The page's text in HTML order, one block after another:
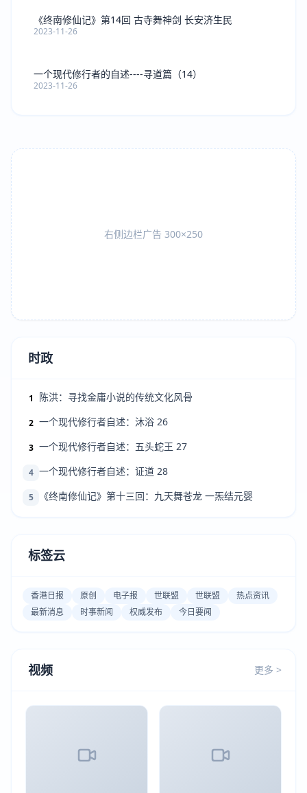
《终南修仙记》第14回 古寺舞神剑 长安济生民
2023-11-26
一个现代修行者的自述----寻道篇（14）
2023-11-26
右侧边栏广告 300×250
时政
1 陈洪：寻找金庸小说的传统文化风骨
2 一个现代修行者自述：沐浴 26
3 一个现代修行者自述：五头蛇王 27
4 一个现代修行者自述：证道 28
5 《终南修仙记》第十三回：九天舞苍龙 一炁结元婴
标签云
香港日报 原创 电子报 世联盟 世联盟
热点资讯
最新消息
时事新闻 权威发布 今日要闻
视频 更多 >